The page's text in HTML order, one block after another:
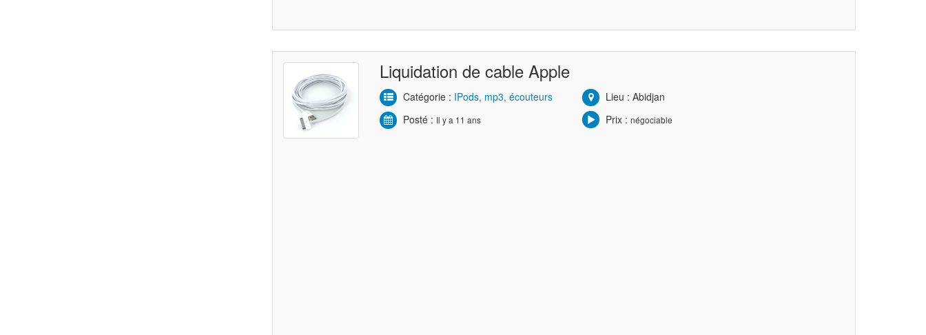
Liquidation de cable Apple
Catégorie : IPods, mp3, écouteurs
Lieu : Abidjan
Posté : Il y a 11 ans Prix :négociable